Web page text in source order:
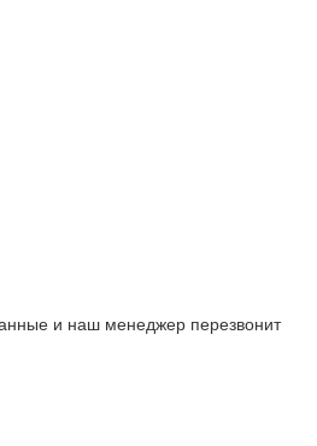
и наш менеджер перезвонит